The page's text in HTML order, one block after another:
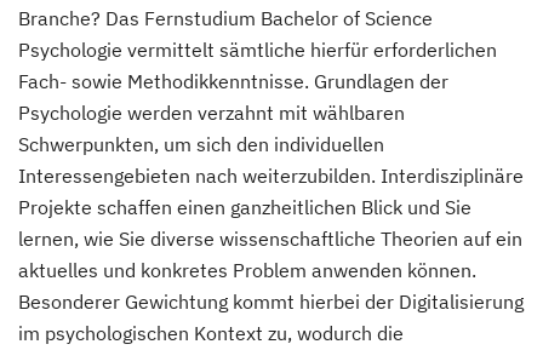
Branche? Das Fernstudium Bachelor of Science
Psychologie vermittelt sämtliche hierfür erforderlichen
Fach- sowie Methodikkenntnisse. Grundlagen der
Psychologie werden verzahnt mit wählbaren
Schwerpunkten, um sich den individuellen
Interessengebieten nach weiterzubilden. Interdisziplinäre
Projekte schaffen einen ganzheitlichen Blick und Sie
lernen, wie Sie diverse wissenschaftliche Theorien auf ein
aktuelles und konkretes Problem anwenden können.
Besonderer Gewichtung kommt hierbei der Digitalisierung
im psychologischen Kontext zu, wodurch die